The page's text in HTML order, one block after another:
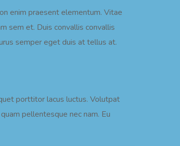
enim praesent elementum. Vitae
sem et. Duis convallis convallis
semper eget duis at tellus at.
porttitor lacus luctus. Volutpat
pellentesque nec nam. Eu